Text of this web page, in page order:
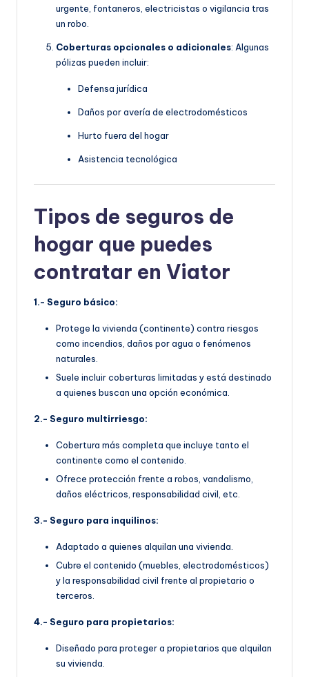
urgente, fontaneros, electricistas o vigilancia tras
un robo.
Coberturas opcionales o adicionales: Algunas
pólizas pueden incluir:
Defensa jurídica
Daños por avería de electrodomésticos
Hurto fuera del hogar
Asistencia tecnológica
Tipos de seguros de
hogar que puedes
contratar en Viator
1.- Seguro básico:
Protege la vivienda (continente) contra riesgos
como incendios, daños por agua o fenómenos
naturales.
Suele incluir coberturas limitadas y está destinado
a quienes buscan una opción económica.
2.- Seguro multirriesgo:
Cobertura más completa que incluye tanto el
continente como el contenido.
Ofrece protección frente a robos, vandalismo,
daños eléctricos, responsabilidad civil, etc.
3.- Seguro para inquilinos:
Adaptado a quienes alquilan una vivienda.
Cubre el contenido (muebles, electrodomésticos)
y la responsabilidad civil frente al propietario o
terceros.
4.- Seguro para propietarios:
Diseñado para proteger a propietarios que alquilan
su vivienda.